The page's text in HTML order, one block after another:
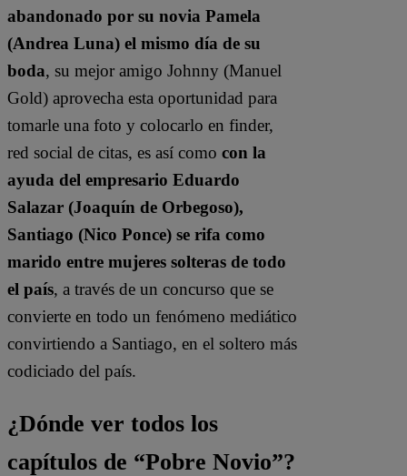
abandonado por su novia Pamela
(Andrea Luna) el mismo día de su
boda, su mejor amigo Johnny (Manuel
Gold) aprovecha esta oportunidad para
tomarle una foto y colocarlo en finder,
red social de citas, es así como con la
ayuda del empresario Eduardo
Salazar (Joaquín de Orbegoso),
Santiago (Nico Ponce) se rifa como
marido entre mujeres solteras de todo
el país, a través de un concurso que se
convierte en todo un fenómeno mediático
convirtiendo a Santiago, en el soltero más
codiciado del país.
¿Dónde ver todos los
capítulos de “Pobre Novio”?